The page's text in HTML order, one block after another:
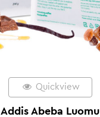
Quickview
Addis Abeba Luomu